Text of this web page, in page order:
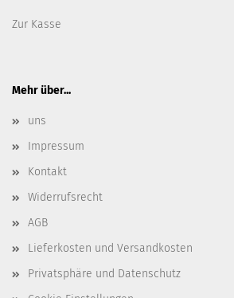
Zur Kasse
Mehr über...
uns
Impressum
Kontakt
Widerrufsrecht
AGB
Lieferkosten und Versandkosten
Privatsphäre und Datenschutz